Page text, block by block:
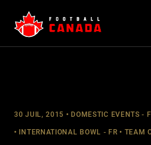
content
30 JUIL, 2015 DOMESTIC EVENTS -
INTERNATIONAL BOWL - FR TEAM